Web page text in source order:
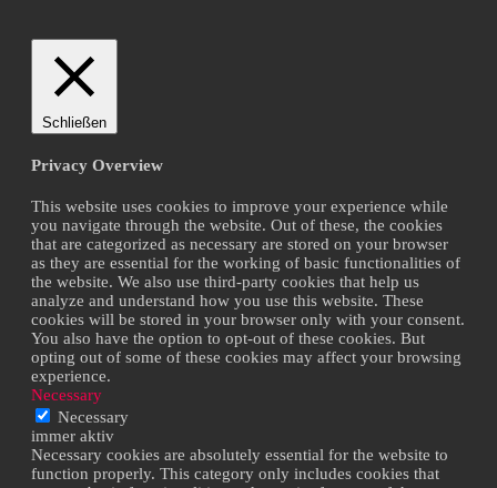
Schließen
Privacy Overview
This website uses cookies to improve your experience while
you navigate through the website. Out of these, the cookies
that are categorized as necessary are stored on your browser
as they are essential for the working of basic functionalities of
the website. We also use third-party cookies that help us
analyze and understand how you use this website. These
cookies will be stored in your browser only with your consent.
You also have the option to opt-out of these cookies. But
opting out of some of these cookies may affect your browsing
experience.
Necessary
Necessary
immer aktiv
Necessary cookies are absolutely essential for the website to
function properly. This category only includes cookies that